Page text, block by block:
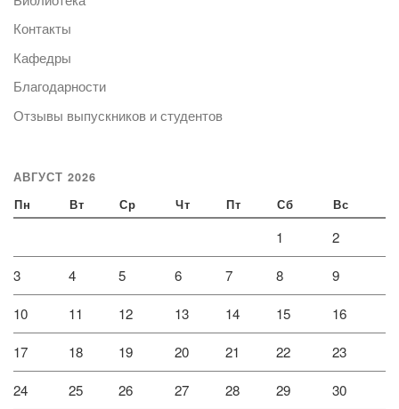
Контакты
Кафедры
Благодарности
Отзывы выпускников и студентов
АВГУСТ 2026
Пн Вт Ср Чт Пт Сб Вс
1 2
3 4 5 6 7 8 9
10 11 12 13 14 15 16
17 18 19 20 21 22 23
24 25 26 27 28 29 30